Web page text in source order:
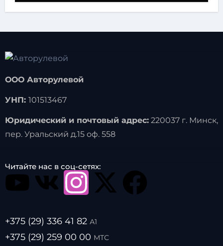
ООО Авторулевой
УНП: 101513467
Юридический и почтовый адрес:220037 г. Минск,
пер. Уральский д.15 оф. 558
Читайте нас в соц-сетях:
+375 (29) 336 41 82 А1
+375 (29) 259 00 00 МТС